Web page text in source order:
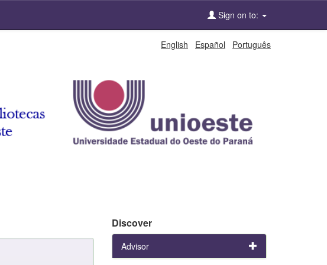
Sign on to:
English Español Português
Discover
Advisor